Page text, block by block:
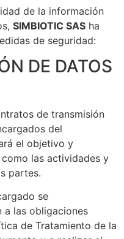
de la información
SIMBIOTIC SAS ha
de seguridad:
DE DATOS
de transmisión
del
el objetivo y
las actividades y
partes.
se
a las obligaciones
de Tratamiento de la